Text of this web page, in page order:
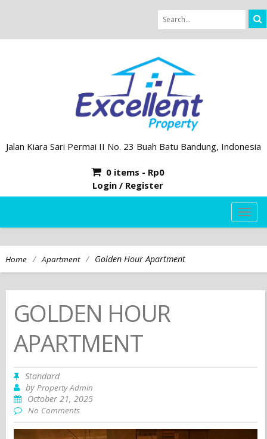
Jalan Kiara Sari Permai II No. 23 Buah Batu Bandung, Indonesia
0 items - Rp0
Login / Register
Home / Apartment / Golden Hour Apartment
GOLDEN HOUR
APARTMENT
Standard
byProperty Admin
October 21, 2025
No Comments